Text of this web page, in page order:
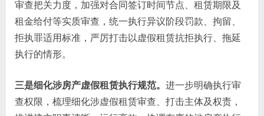
审查把关力度，加强对合同签订时间节点、租赁期限及
租金给付等实质审查，统一执行异议阶段罚款、拘留、
拒执罪适用标准，严厉打击以虚假租赁抗拒执行、拖延
执行的情形。
三是细化涉房产虚假租赁执行规范。 进一步明确执行审
查权限，梳理细化涉虚假租赁审查、打击主体及权责，